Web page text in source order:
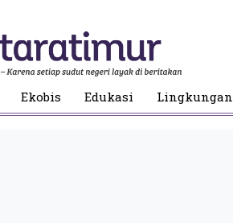
Ekobis Edukasi Lingkungan